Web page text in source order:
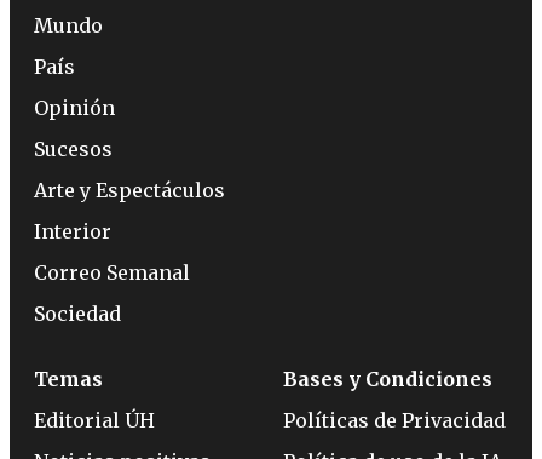
Mundo
País
Opinión
Sucesos
Arte y Espectáculos
Interior
Correo Semanal
Sociedad
Temas
Editorial ÚH
Bases y Condiciones
Políticas de Privacidad